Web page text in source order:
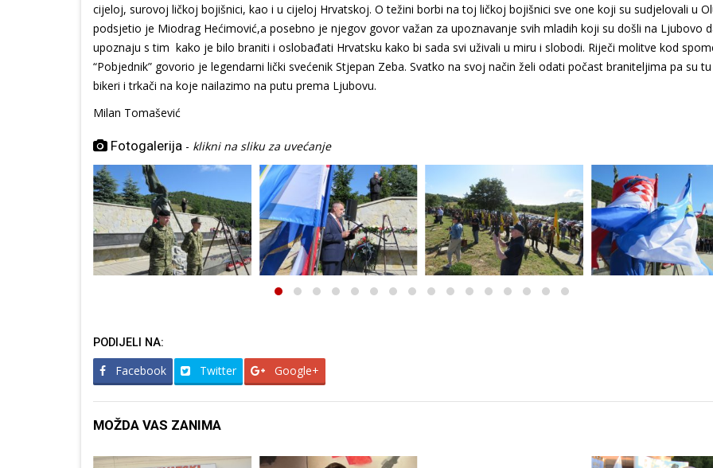
cijeloj, surovoj ličkoj bojišnici, kao i u cijeloj Hrvatskoj. O težini borbi na toj ličkoj bojišnici sve one koji su sudjelovali u
podsjetio je Miodrag Hećimović,a posebno je njegov govor važan za upoznavanje svih mladih koji su došli na Ljubovo
upoznaju s tim kako je bilo braniti i oslobađati Hrvatsku kako bi sada svi uživali u miru i slobodi. Riječi molitve kod
“Pobjednik” govorio je legendarni lički svećenik Stjepan Zeba. Svatko na svoj način želi odati počast braniteljima pa su tu
bikeri i trkači na koje nailazimo na putu prema Ljubovu.
Milan Tomašević
Fotogalerija - klikni na sliku za uvećanje
PODIJELI NA:
Facebook Twitter Google+
MOŽDA VAS ZANIMA